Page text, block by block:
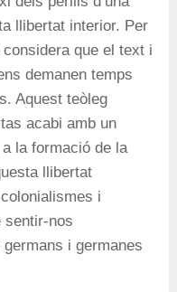
llibertat interior. Per
considera que el text i
demanen temps
Aquest teòleg
acabi amb un
la formació de la
llibertat
i
sentir-nos
i germanes